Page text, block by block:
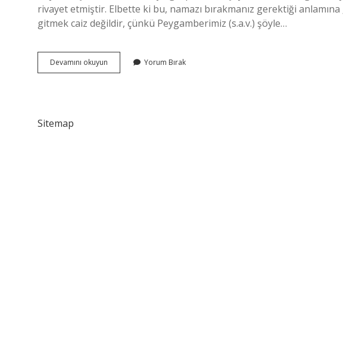
rivayet etmiştir. Elbette ki bu, namazı bırakmanız gerektiği
gitmek caiz değildir, çünkü Peygamberimiz (s.a.v.) şöyle…
Devamını okuyun
Falı
Yorum Bırak
Sitemap